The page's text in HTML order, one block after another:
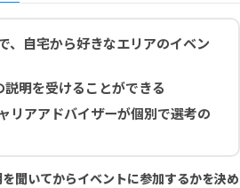
、自宅から好きなエリアのイベン
明を受けることができる
リアアドバイザーが個別で選考の
を聞いてからイベントに参加するかを決め